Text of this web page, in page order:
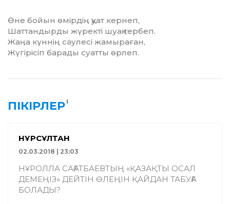
Өне бойын өмірдің қуат кернеп,
Шаттандырды жүректі шуақ тербеп.
Жаңа күннің сәулесі жамыраған,
Жүгірісіп барады суатты өрлеп.
ПІКІРЛЕР1
НҰРСҰЛТАН
02.03.2018 | 23:03
НҰРОЛЛА САҒАТБАЕВТЫҢ «ҚАЗАҚТЫ ОСАЛ
ДЕМЕҢІЗ» ДЕЙТІН ӨЛЕҢІН ҚАЙДАН ТАБУҒА
БОЛАДЫ?